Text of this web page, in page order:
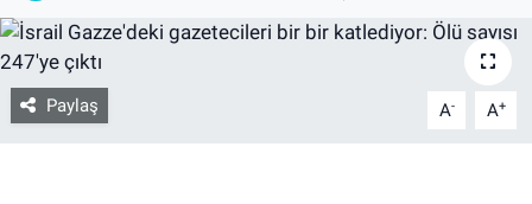
Paylaş A- A+
RESMİ İLANLAR
İLAN